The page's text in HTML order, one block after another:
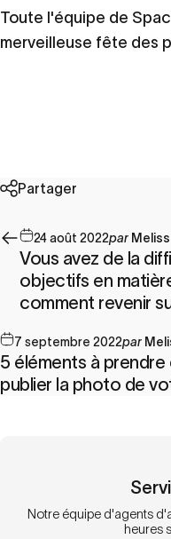
Toute l'équipe de
merveilleuse fête des
Partager
24 août 2022par
Vous avez de la
objectifs en
comment revenir
7 septembre 2022par
5 éléments à
publier la photo de
Notre équipe d'agents
heures